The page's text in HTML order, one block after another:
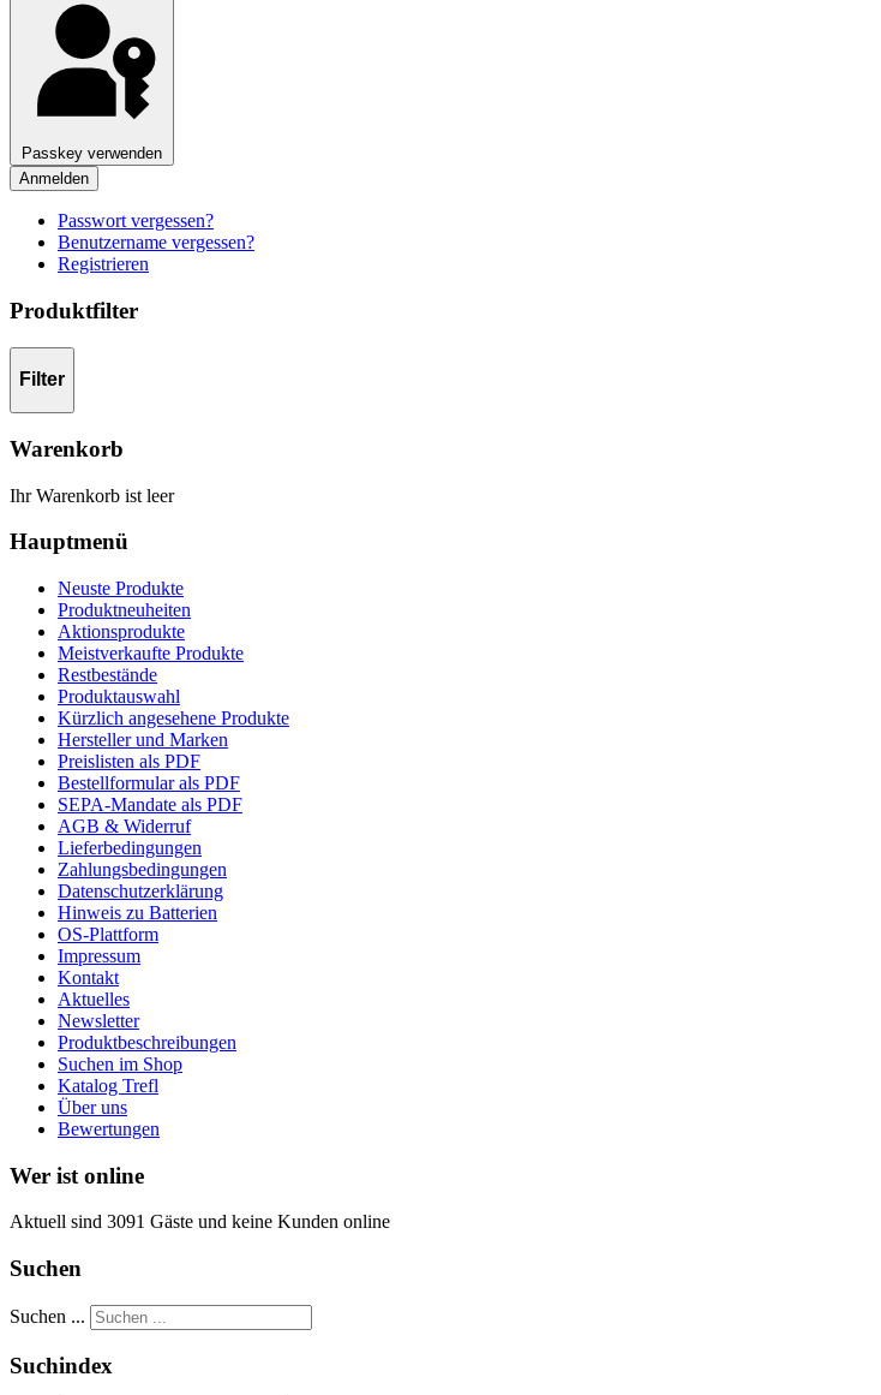
Passkey verwenden
Anmelden
Passwort vergessen?
Benutzername vergessen?
Registrieren
Produktfilter
Filter
Warenkorb
Ihr Warenkorb ist leer
Hauptmenü
Neuste Produkte
Produktneuheiten
Aktionsprodukte
Meistverkaufte Produkte
Restbestände
Produktauswahl
Kürzlich angesehene Produkte
Hersteller und Marken
Preislisten als PDF
Bestellformular als PDF
SEPA-Mandate als PDF
AGB & Widerruf
Lieferbedingungen
Zahlungsbedingungen
Datenschutzerklärung
Hinweis zu Batterien
OS-Plattform
Impressum
Kontakt
Aktuelles
Newsletter
Produktbeschreibungen
Suchen im Shop
Katalog Trefl
Über uns
Bewertungen
Wer ist online
Aktuell sind 3091 Gäste und keine Kunden online
Suchen
Suchen ...
Suchindex